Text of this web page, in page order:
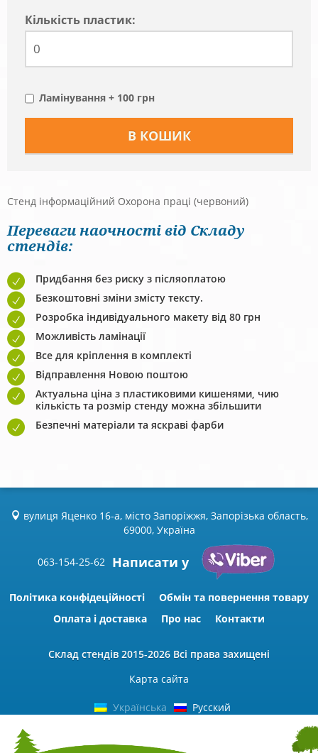
Кiлькiсть пластик:
Ламінування + 100 грн
Стенд інформаційний Охорона праці (червоний)
Переваги наочності від Складу
стендів:
Придбання без риску з післяоплатою
Безкоштовні зміни змісту тексту.
Розробка індивідуального макету від 80 грн
Можливість ламінації
Все для кріплення в комплекті
Відправлення Новою поштою
Актуальна ціна з пластиковими кишенями, чию
кількість та розмір стенду можна збільшити
Безпечні матеріали та яскраві фарби
вулиця Яценко 16-а, місто Запоріжжя, Запорізька область,
69000, Україна
063-154-25-62 Написати у
Політика конфідеційності
Обмін та повернення товару
Оплата і доставка
Про нас Контакти
Склад стендів 2015-2026 Всі права захищені
Карта сайта
Українська Русский